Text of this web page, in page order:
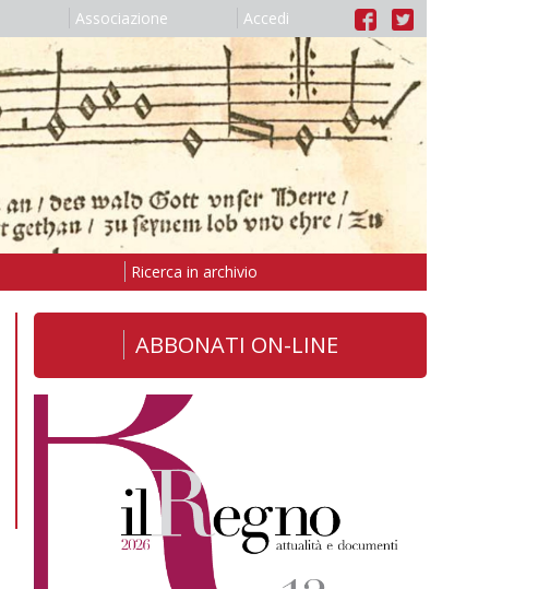
Associazione Accedi
Ricerca in archivio
ABBONATI ON-LINE